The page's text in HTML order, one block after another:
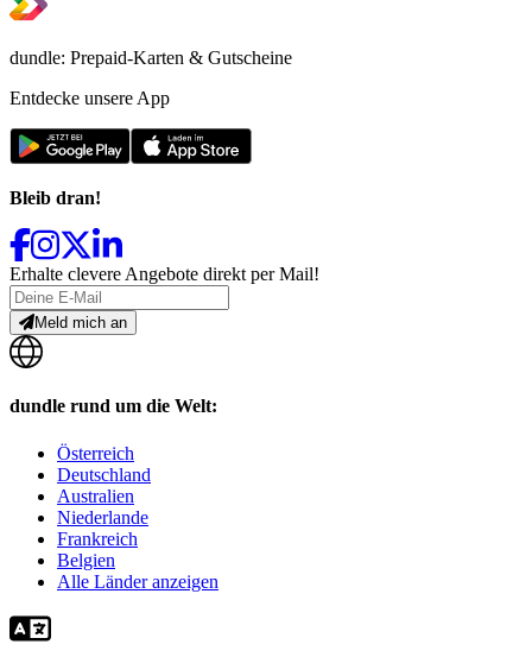
dundle: Prepaid-Karten & Gutscheine
Entdecke unsere App
Bleib dran!
Erhalte clevere Angebote direkt per Mail!
Meld mich an
dundle rund um die Welt:
Österreich
Deutschland
Australien
Niederlande
Frankreich
Belgien
Alle Länder anzeigen